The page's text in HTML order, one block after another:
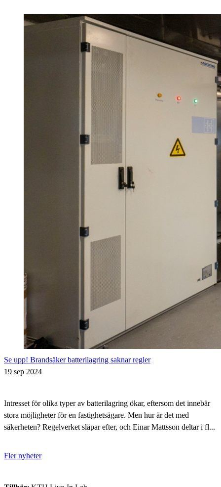
Se upp! Brandsäker batterilagring saknar regler
19 sep 2024
Intresset för olika typer av batterilagring ökar, eftersom det innebär
stora möjligheter för en fastighetsägare. Men hur är det med
säkerheten? Regelverket släpar efter, och Einar Mattsson deltar i fl...
Fler nyheter